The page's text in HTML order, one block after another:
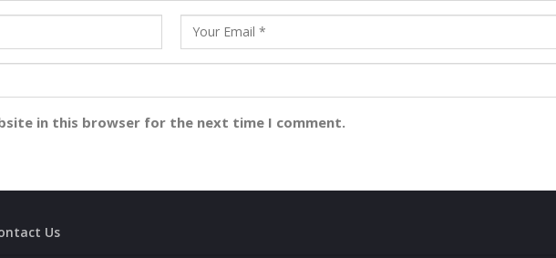
in this browser for the next time I comment.
Us